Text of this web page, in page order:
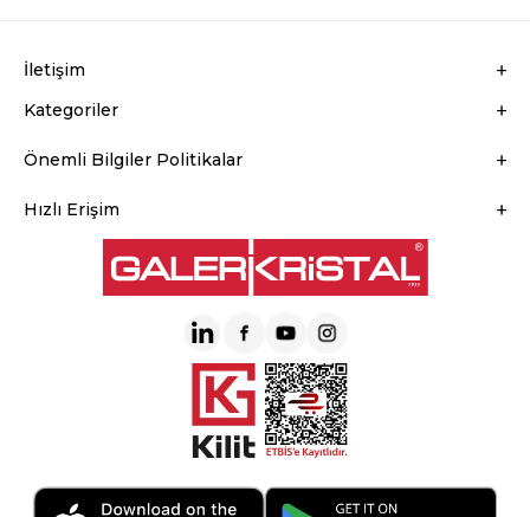
İletişim
Kategoriler
Önemli Bilgiler Politikalar
Hızlı Erişim